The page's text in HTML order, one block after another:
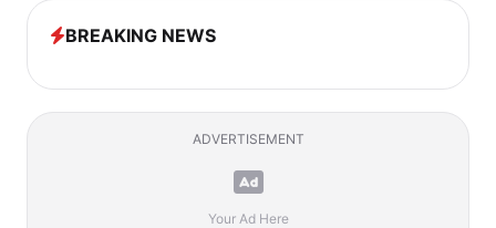
BREAKING NEWS
ADVERTISEMENT
Your Ad Here